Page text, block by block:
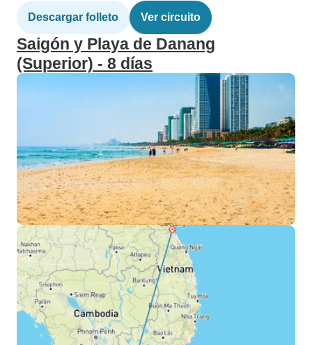
Descargar folleto Ver circuito
Saigón y Playa de Danang
(Superior) - 8 días